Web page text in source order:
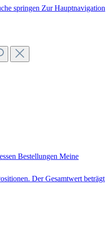
springen Zur Hauptnavigation
Bestellungen Meine
Der Gesamtwert beträgt